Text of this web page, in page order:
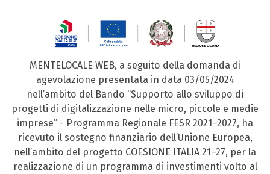
MENTELOCALE WEB, a seguito della domanda di
agevolazione presentata in data 03/05/2024
nell’ambito del Bando “Supporto allo sviluppo di
progetti di digitalizzazione nelle micro, piccole e medie
imprese” - Programma Regionale FESR 2021–2027, ha
ricevuto il sostegno finanziario dell’Unione Europea,
nell’ambito del progetto COESIONE ITALIA 21–27, per la
realizzazione di un programma di investimenti volto al